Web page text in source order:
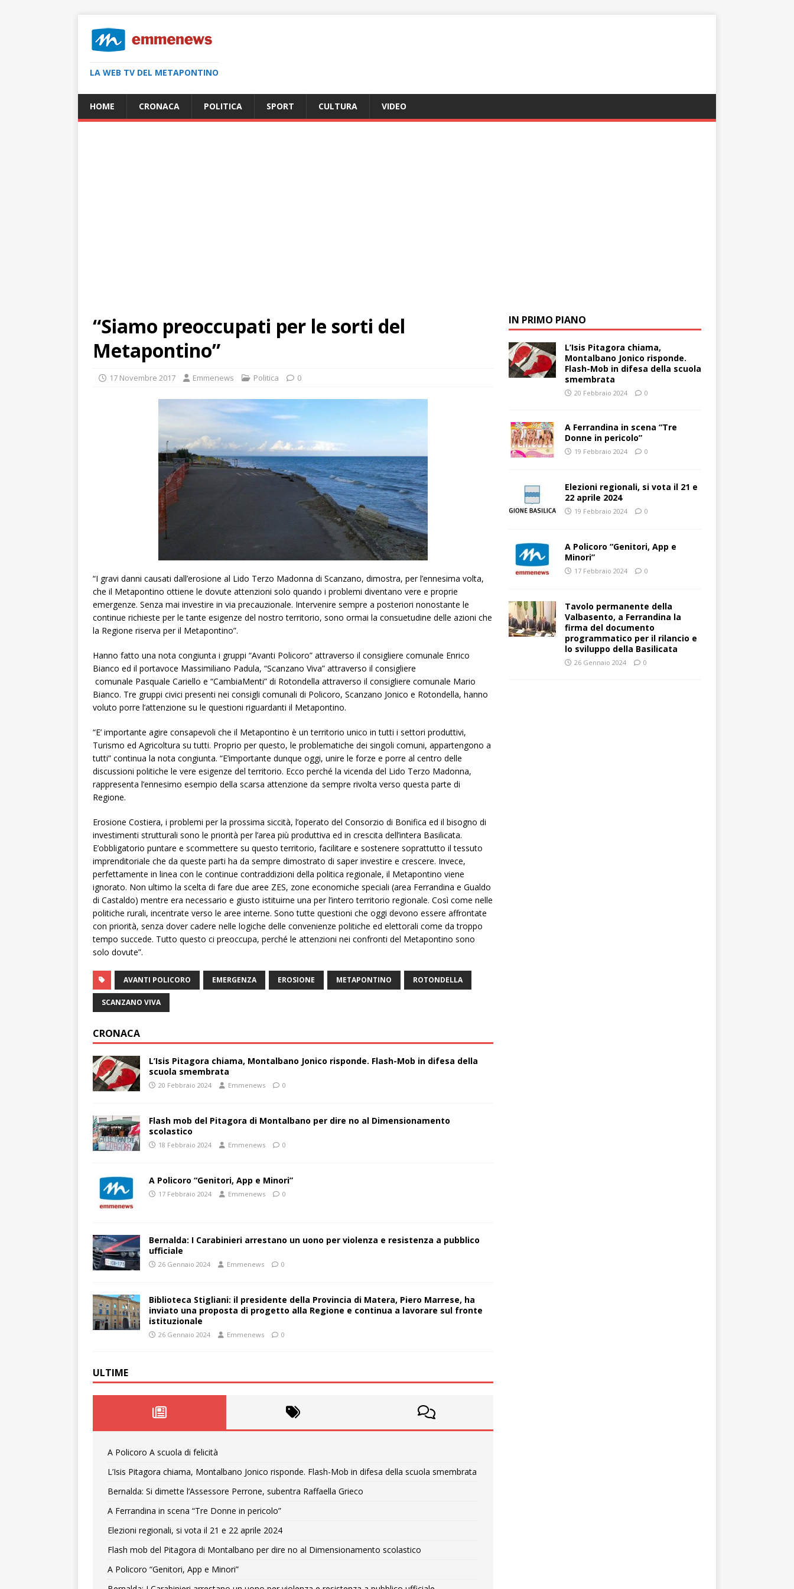
LA WEB TV DEL METAPONTINO
HOME CRONACA POLITICA SPORT CULTURA VIDEO
“Siamo preoccupati per le sorti del
Metapontino”
17 Novembre 2017 Emmenews Politica 0
“I gravi danni causati dall’erosione al Lido Terzo Madonna di Scanzano, dimostra, per l’ennesima volta,
che il Metapontino ottiene le dovute attenzioni solo quando i problemi diventano vere e proprie
emergenze. Senza mai investire in via precauzionale. Intervenire sempre a posteriori nonostante le
continue richieste per le tante esigenze del nostro territorio, sono ormai la consuetudine delle azioni che
la Regione riserva per il Metapontino”.
Hanno fatto una nota congiunta i gruppi “Avanti Policoro” attraverso il consigliere comunale Enrico
Bianco ed il portavoce Massimiliano Padula, “Scanzano Viva” attraverso il consigliere
comunale Pasquale Cariello e “CambiaMenti” di Rotondella attraverso il consigliere comunale Mario
Bianco. Tre gruppi civici presenti nei consigli comunali di Policoro, Scanzano Jonico e Rotondella, hanno
voluto porre l’attenzione su le questioni riguardanti il Metapontino.
“E’ importante agire consapevoli che il Metapontino è un territorio unico in tutti i settori produttivi,
Turismo ed Agricoltura su tutti. Proprio per questo, le problematiche dei singoli comuni, appartengono a
tutti” continua la nota congiunta. “E’importante dunque oggi, unire le forze e porre al centro delle
discussioni politiche le vere esigenze del territorio. Ecco perché la vicenda del Lido Terzo Madonna,
rappresenta l’ennesimo esempio della scarsa attenzione da sempre rivolta verso questa parte di
Regione.
Erosione Costiera, i problemi per la prossima siccità, l’operato del Consorzio di Bonifica ed il bisogno di
investimenti strutturali sono le priorità per l’area più produttiva ed in crescita dell’intera Basilicata.
E’obbligatorio puntare e scommettere su questo territorio, facilitare e sostenere soprattutto il tessuto
imprenditoriale che da queste parti ha da sempre dimostrato di saper investire e crescere. Invece,
perfettamente in linea con le continue contraddizioni della politica regionale, il Metapontino viene
ignorato. Non ultimo la scelta di fare due aree ZES, zone economiche speciali (area Ferrandina e Gualdo
di Castaldo) mentre era necessario e giusto istituirne una per l’intero territorio regionale. Così come nelle
politiche rurali, incentrate verso le aree interne. Sono tutte questioni che oggi devono essere affrontate
con priorità, senza dover cadere nelle logiche delle convenienze politiche ed elettorali come da troppo
tempo succede. Tutto questo ci preoccupa, perché le attenzioni nei confronti del Metapontino sono
solo dovute”.
AVANTI POLICORO EMERGENZA EROSIONE METAPONTINO ROTONDELLA
SCANZANO VIVA
CRONACA
L’Isis Pitagora chiama, Montalbano Jonico risponde. Flash-Mob in difesa della
scuola smembrata
20 Febbraio 2024 Emmenews 0
Flash mob del Pitagora di Montalbano per dire no al Dimensionamento
scolastico
18 Febbraio 2024 Emmenews 0
A Policoro “Genitori, App e Minori”
17 Febbraio 2024 Emmenews 0
Bernalda: I Carabinieri arrestano un uono per violenza e resistenza a pubblico
ufficiale
26 Gennaio 2024 Emmenews 0
Biblioteca Stigliani: il presidente della Provincia di Matera, Piero Marrese, ha
inviato una proposta di progetto alla Regione e continua a lavorare sul fronte
istituzionale
26 Gennaio 2024 Emmenews 0
ULTIME
A Policoro A scuola di felicità
L’Isis Pitagora chiama, Montalbano Jonico risponde. Flash-Mob in difesa della scuola smembrata
Bernalda: Si dimette l’Assessore Perrone, subentra Raffaella Grieco
A Ferrandina in scena “Tre Donne in pericolo”
Elezioni regionali, si vota il 21 e 22 aprile 2024
Flash mob del Pitagora di Montalbano per dire no al Dimensionamento scolastico
A Policoro “Genitori, App e Minori”
IN PRIMO PIANO
L’Isis Pitagora chiama,
Montalbano Jonico risponde.
Flash-Mob in difesa della scuola
smembrata
20 Febbraio 2024 0
A Ferrandina in scena “Tre
Donne in pericolo”
19 Febbraio 2024 0
Elezioni regionali, si vota il 21 e
22 aprile 2024
19 Febbraio 2024 0
A Policoro “Genitori, App e
Minori”
17 Febbraio 2024 0
Tavolo permanente della
Valbasento, a Ferrandina la
firma del documento
programmatico per il rilancio e
lo sviluppo della Basilicata
26 Gennaio 2024 0